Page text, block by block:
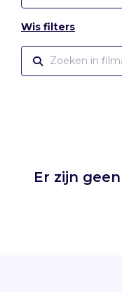
Wis filters
Er zijn